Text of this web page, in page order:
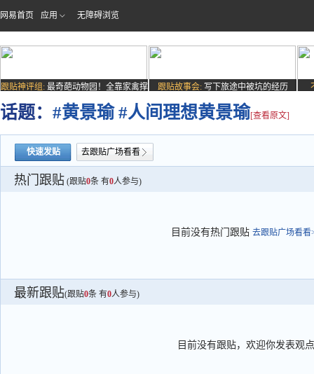
网易首页 应用 无障碍浏览
跟贴神评组: 最奇葩动物园！全靠家禽撑
场子
跟贴故事会: 写下旅途中被坑的经历
话题： #黄景瑜 #人间理想黄景瑜[查看原文]
快速发贴 去跟贴广场看看
热门跟贴 (跟贴0条 有0人参与)
目前没有热门跟贴 去跟贴广场看看
最新跟贴(跟贴0条 有0人参与)
目前没有跟贴，欢迎你发表观点